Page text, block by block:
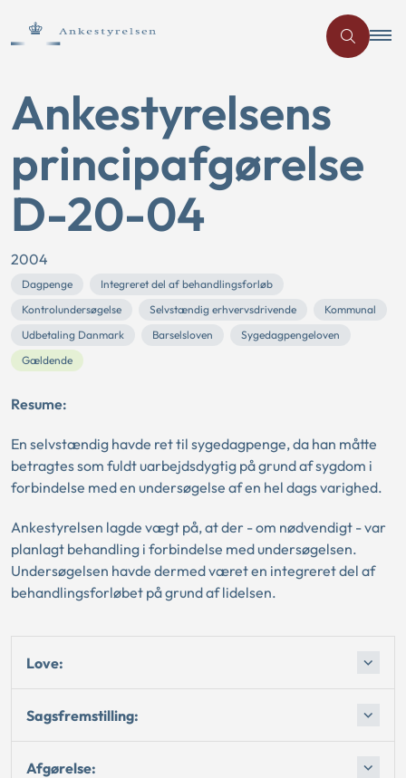
Ankestyrelsens
principafgørelse
D-20-04
2004
Dagpenge
Integreret del af behandlingsforløb
Kontrolundersøgelse
Selvstændig erhvervsdrivende
Kommunal
Udbetaling Danmark
Barselsloven
Sygedagpengeloven
Gældende
Resume:
En selvstændig havde ret til sygedagpenge, da han måtte
betragtes som fuldt uarbejdsdygtig på grund af sygdom i
forbindelse med en undersøgelse af en hel dags varighed.
Ankestyrelsen lagde vægt på, at der - om nødvendigt - var
planlagt behandling i forbindelse med undersøgelsen.
Undersøgelsen havde dermed været en integreret del af
behandlingsforløbet på grund af lidelsen.
Love:
Sagsfremstilling:
Afgørelse: